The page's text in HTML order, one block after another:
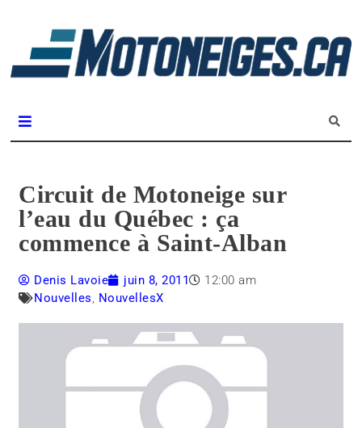
Circuit de Motoneige sur
l’eau du Québec : ça
commence à Saint-Alban
Denis Lavoie juin 8, 2011
12:00 am
Nouvelles, NouvellesX